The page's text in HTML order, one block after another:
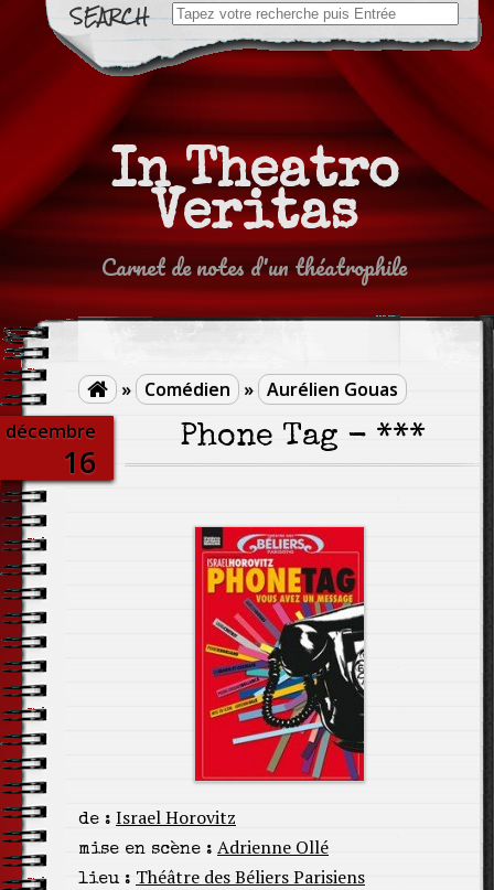
Search
for:
In Theatro
Veritas
Carnet de notes d'un théatrophile
 » Comédien » Aurélien Gouas
décembre
16
Phone Tag - ***
de : Israel Horovitz
mise en scène : Adrienne Ollé
lieu : Théâtre des Béliers Parisiens